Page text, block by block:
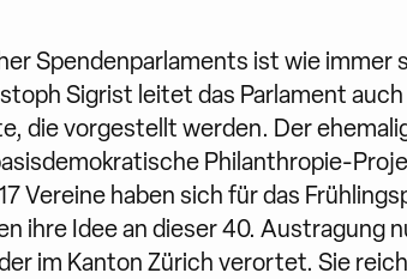
Spendenparlaments ist wie immer
Sigrist leitet das Parlament
die vorgestellt werden. Der
Philanthropie-
Vereine haben sich für das
ihre Idee an dieser 40. Austragung
im Kanton Zürich verortet. Sie